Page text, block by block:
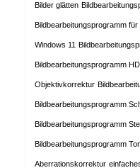
Bilder glätten
Bildbearbeitungsprogramm für
Windows 11
Bildbearbeitungsprogramm
Objektivkorrektur
Bildbearbeitungsprogramm
Bildbearbeitungsprogramm
Bildbearbeitungsprogramm
Aberrationskorrektur